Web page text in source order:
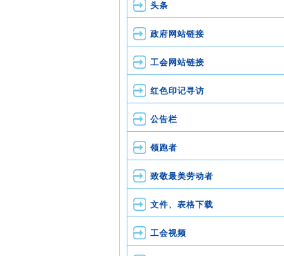
头条
政府网站链接
工会网站链接
红色印记寻访
公告栏
领跑者
致敬最美劳动者
文件、表格下载
工会视频